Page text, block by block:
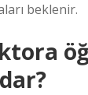
beklenir.